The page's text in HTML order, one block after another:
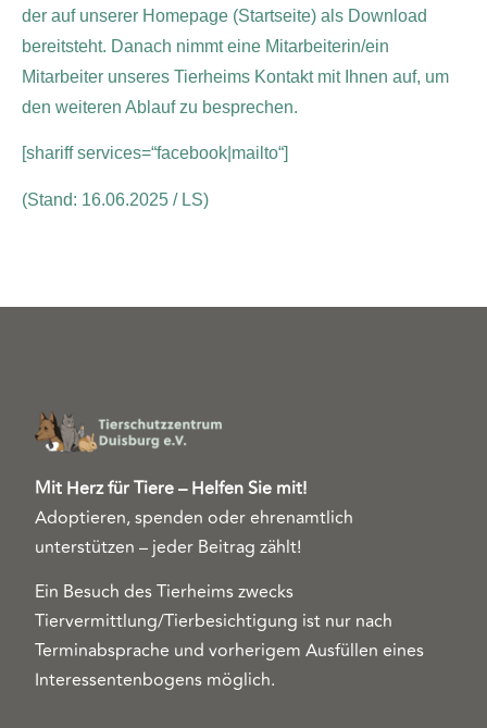
der auf unserer Homepage (Startseite) als Download
bereitsteht. Danach nimmt eine Mitarbeiterin/ein
Mitarbeiter unseres Tierheims Kontakt mit Ihnen auf, um
den weiteren Ablauf zu besprechen.
[shariff services=“facebook|mailto“]
(Stand: 16.06.2025 / LS)
Mit Herz für Tiere – Helfen Sie mit!
Adoptieren, spenden oder ehrenamtlich
unterstützen – jeder Beitrag zählt!
Ein Besuch des Tierheims zwecks
Tiervermittlung/Tierbesichtigung ist nur nach
Terminabsprache und vorherigem Ausfüllen eines
Interessentenbogens möglich.